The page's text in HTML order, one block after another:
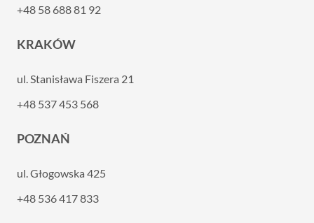
+48 58 688 81 92
KRAKÓW
ul. Stanisława Fiszera 21
+48 537 453 568
POZNAŃ
ul. Głogowska 425
+48 536 417 833